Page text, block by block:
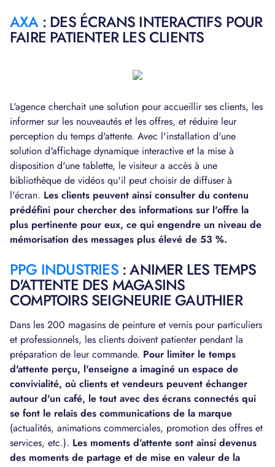
AXA: DES ÉCRANS INTERACTIFS POUR
FAIRE PATIENTER LES CLIENTS
L'agence cherchait une solution pour accueillir ses clients, les
informer sur les nouveautés et les offres, et réduire leur
perception du temps d'attente. Avec l'installation d'une
solution d'affichage dynamique interactive et la mise à
disposition d'une tablette, le visiteur a accès à une
bibliothèque de vidéos qu'il peut choisir de diffuser à
l'écran. Les clients peuvent ainsi consulter du contenu
prédéfini pour chercher des informations sur l'offre la
plus pertinente pour eux, ce qui engendre un niveau de
mémorisation des messages plus élevé de 53 %.
PPG INDUSTRIES: ANIMER LES TEMPS
D'ATTENTE DES MAGASINS
COMPTOIRS SEIGNEURIE GAUTHIER
Dans les 200 magasins de peinture et vernis pour particuliers
et professionnels, les clients doivent patienter pendant la
préparation de leur commande. Pour limiter le temps
d'attente perçu, l'enseigne a imaginé un espace de
convivialité, où clients et vendeurs peuvent échanger
autour d'un café, le tout avec des écrans connectés qui
se font le relais des communications de la marque
(actualités, animations commerciales, promotion des offres et
services, etc.). Les moments d’attente sont ainsi devenus
des moments de partage et de mise en valeur de la